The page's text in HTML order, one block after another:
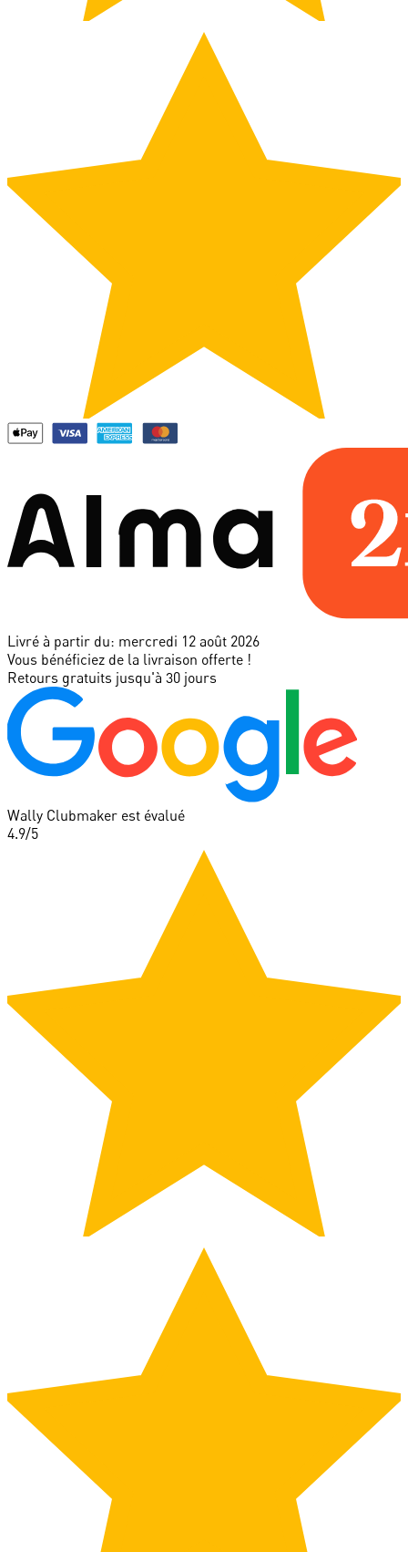
Livré à partir du: mercredi 12 août 2026
Vous bénéficiez de la livraison offerte !
Retours gratuits jusqu'à 30 jours
Wally Clubmaker est évalué
4.9/5